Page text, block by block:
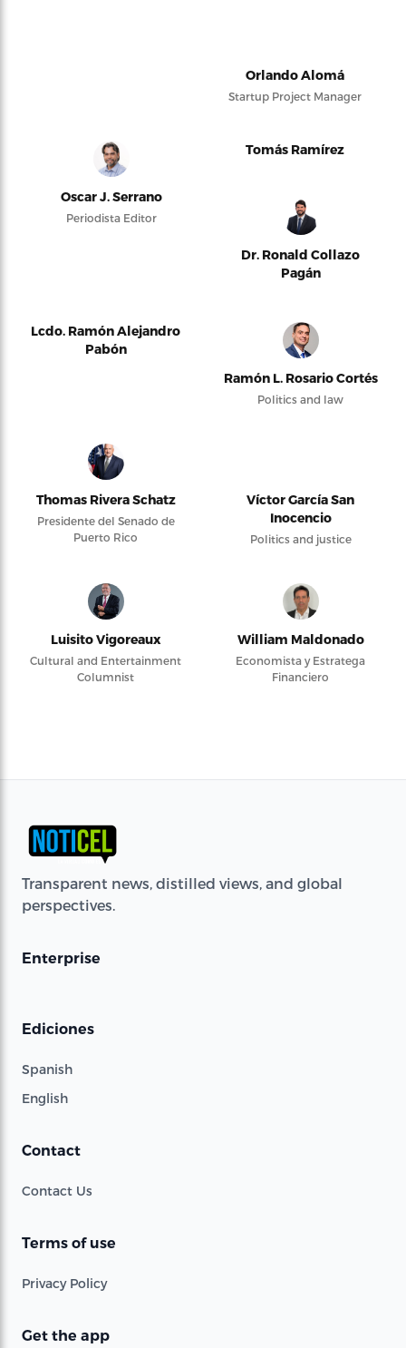
Orlando Alomá
Startup Project Manager
Oscar J. Serrano
Periodista Editor
Tomás Ramírez
Dr. Ronald Collazo
Pagán
Lcdo. Ramón Alejandro
Pabón
Ramón L. Rosario Cortés
Politics and law
Thomas Rivera Schatz
Presidente del Senado de
Puerto Rico
Víctor García San
Inocencio
Politics and justice
Luisito Vigoreaux
Cultural and Entertainment
Columnist
William Maldonado
Economista y Estratega
Financiero
Transparent news, distilled views, and global
perspectives.
Enterprise
Ediciones
Spanish
English
Contact
Contact Us
Terms of use
Privacy Policy
Get the app